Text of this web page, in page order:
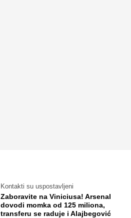
Kontakti su uspostavljeni
Zaboravite na Viniciusa! Arsenal
dovodi momka od 125 miliona,
transferu se raduje i Alajbegović